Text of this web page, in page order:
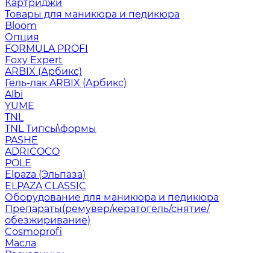
Картриджи
Товары для маникюра и педикюра
Bloom
Опция
FORMULA PROFI
Foxy Expert
ARBIX (Арбикс)
Гель-лак ARBIX (Арбикс)
Albi
YUME
TNL
TNL Типсы\формы
PASHE
ADRICOCO
POLE
Elpaza (Эльпаза)
ELPAZA CLASSIC
Оборудование для маникюра и педикюра
Препараты(ремувер/кератогель/снятие/
обезжиривание)
Cosmoprofi
Масла